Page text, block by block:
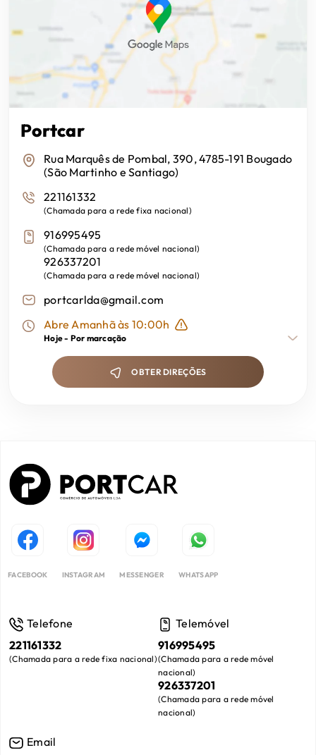
Sensor de estacionamento dianteiro
Sensor de estacionamento traseiro
Sensores de Luzes
Sistema Ajuda ao Arranque em Inclinação
Sistema de Chave Inteligente
Sistema de Controle de Pressão dos Pneus
Tecnologia eléctrica
10 Airbags
Porta Bagageira Automática
USB bancos traseiros
USB-C
Wifi
Ar Condicionado Automático
Portcar
Rua Marquês de Pombal, 390, 4785-191 Bougado
(São Martinho e Santiago)
221161332
(Chamada para a rede fixa nacional)
916995495
(Chamada para a rede móvel nacional)
926337201
(Chamada para a rede móvel nacional)
portcarlda@gmail.com
Abre Amanhã às 10:00h
Hoje - Por marcação
OBTER DIREÇÕES
FACEBOOK INSTAGRAM MESSENGER WHATSAPP
Telefone
221161332
(Chamada para a rede fixa nacional)
Telemóvel
916995495
(Chamada para a rede móvel
nacional)
926337201
(Chamada para a rede móvel
nacional)
Email